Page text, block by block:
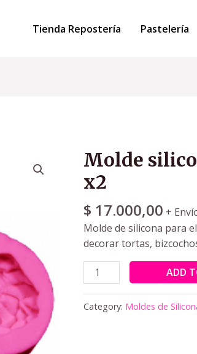
Tienda Repostería Pastelería
Molde
x2
$ 17.000,00 +
Molde de silicona para
decorar tortas,
ADD
Category: Moldes de